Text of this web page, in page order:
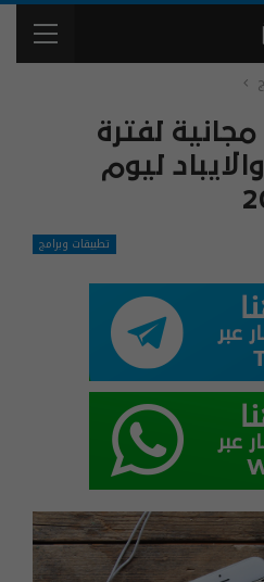
لفترة
ليوم
تطبيقات وبرامج